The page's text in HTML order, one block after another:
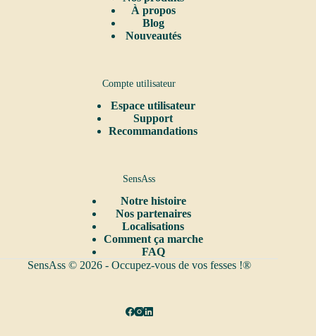
À propos
Blog
Nouveautés
Compte utilisateur
Espace utilisateur
Support
Recommandations
SensAss
Notre histoire
Nos partenaires
Localisations
Comment ça marche
FAQ
SensAss © 2026 - Occupez-vous de vos fesses !®